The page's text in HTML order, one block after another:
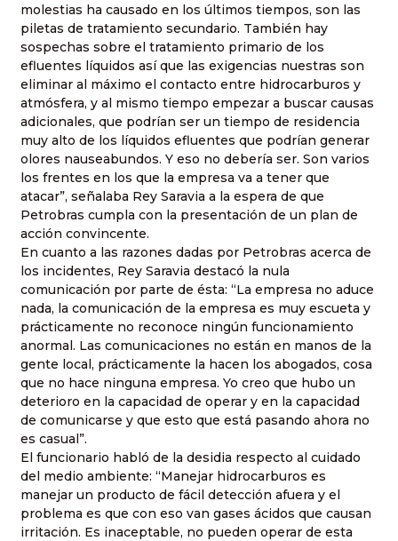
molestias ha causado en los últimos tiempos, son las
piletas de tratamiento secundario. También hay
sospechas sobre el tratamiento primario de los
efluentes líquidos así que las exigencias nuestras son
eliminar al máximo el contacto entre hidrocarburos y
atmósfera, y al mismo tiempo empezar a buscar causas
adicionales, que podrían ser un tiempo de residencia
muy alto de los líquidos efluentes que podrían generar
olores nauseabundos. Y eso no debería ser. Son varios
los frentes en los que la empresa va a tener que
atacar”, señalaba Rey Saravia a la espera de que
Petrobras cumpla con la presentación de un plan de
acción convincente.
En cuanto a las razones dadas por Petrobras acerca de
los incidentes, Rey Saravia destacó la nula
comunicación por parte de ésta: “La empresa no aduce
nada, la comunicación de la empresa es muy escueta y
prácticamente no reconoce ningún funcionamiento
anormal. Las comunicaciones no están en manos de la
gente local, prácticamente la hacen los abogados, cosa
que no hace ninguna empresa. Yo creo que hubo un
deterioro en la capacidad de operar y en la capacidad
de comunicarse y que esto que está pasando ahora no
es casual”.
El funcionario habló de la desidia respecto al cuidado
del medio ambiente: “Manejar hidrocarburos es
manejar un producto de fácil detección afuera y el
problema es que con eso van gases ácidos que causan
irritación. Es inaceptable, no pueden operar de esta